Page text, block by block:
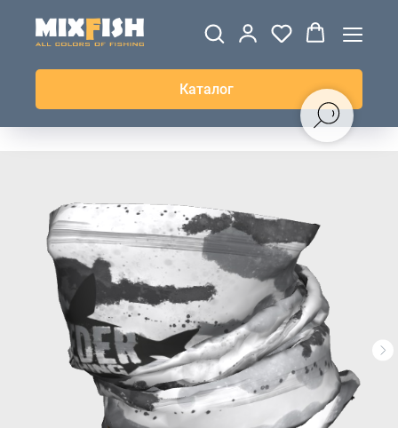
Каталог
ДЖЕРСИ
ВЕТРОВКИ И
ТОЛСТОВКИ
ЖИЛЕТКИ